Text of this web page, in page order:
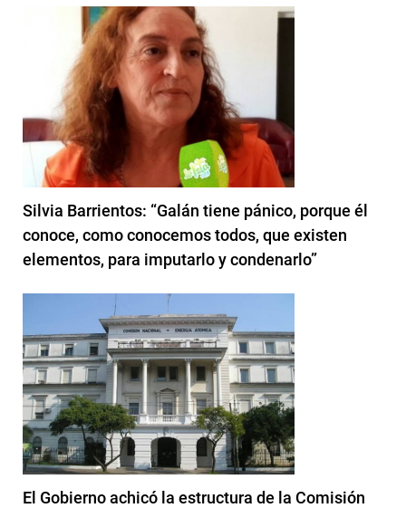
Silvia Barrientos: “Galán tiene pánico, porque él
conoce, como conocemos todos, que existen
elementos, para imputarlo y condenarlo”
El Gobierno achicó la estructura de la Comisión